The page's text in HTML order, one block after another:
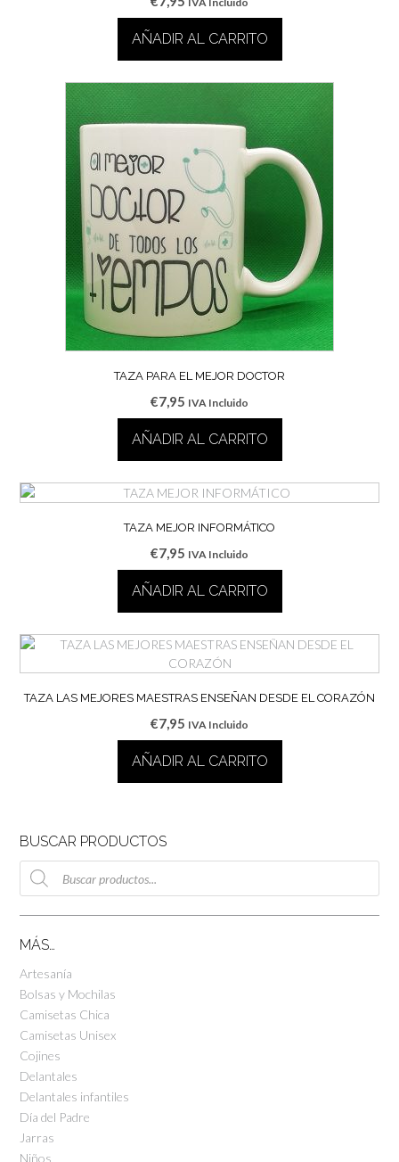
AÑADIR AL CARRITO
TAZA PARA EL MEJOR DOCTOR
€7,95 IVA Incluido
AÑADIR AL CARRITO
TAZA MEJOR INFORMÁTICO
€7,95 IVA Incluido
AÑADIR AL CARRITO
TAZA LAS MEJORES MAESTRAS ENSEÑAN DESDE EL CORAZÓN
€7,95 IVA Incluido
AÑADIR AL CARRITO
BUSCAR PRODUCTOS
Búsqueda
de
productos
MÁS…
Artesanía
Bolsas y Mochilas
Camisetas Chica
Camisetas Unisex
Cojines
Delantales
Delantales infantiles
Día del Padre
Jarras
Niños